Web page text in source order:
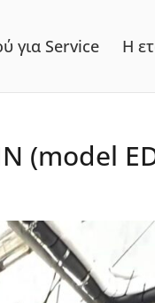
για Service Η
(model